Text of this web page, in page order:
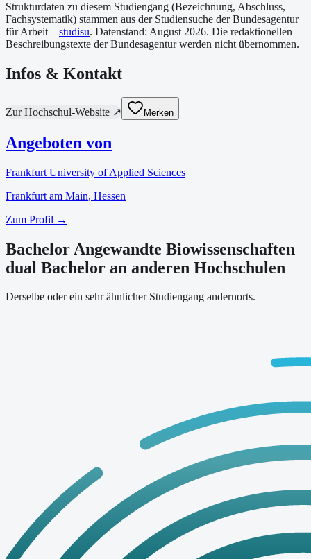
Strukturdaten zu diesem Studiengang (Bezeichnung, Abschluss,
Fachsystematik) stammen aus der Studiensuche der Bundesagentur
für Arbeit – studisu. Datenstand: August 2026. Die redaktionellen
Beschreibungstexte der Bundesagentur werden nicht übernommen.
Infos & Kontakt
Zur Hochschul-Website ↗ Merken
Angeboten von
Frankfurt University of Applied Sciences
Frankfurt am Main, Hessen
Zum Profil →
Bachelor Angewandte Biowissenschaften
dual Bachelor an anderen Hochschulen
Derselbe oder ein sehr ähnlicher Studiengang andernorts.